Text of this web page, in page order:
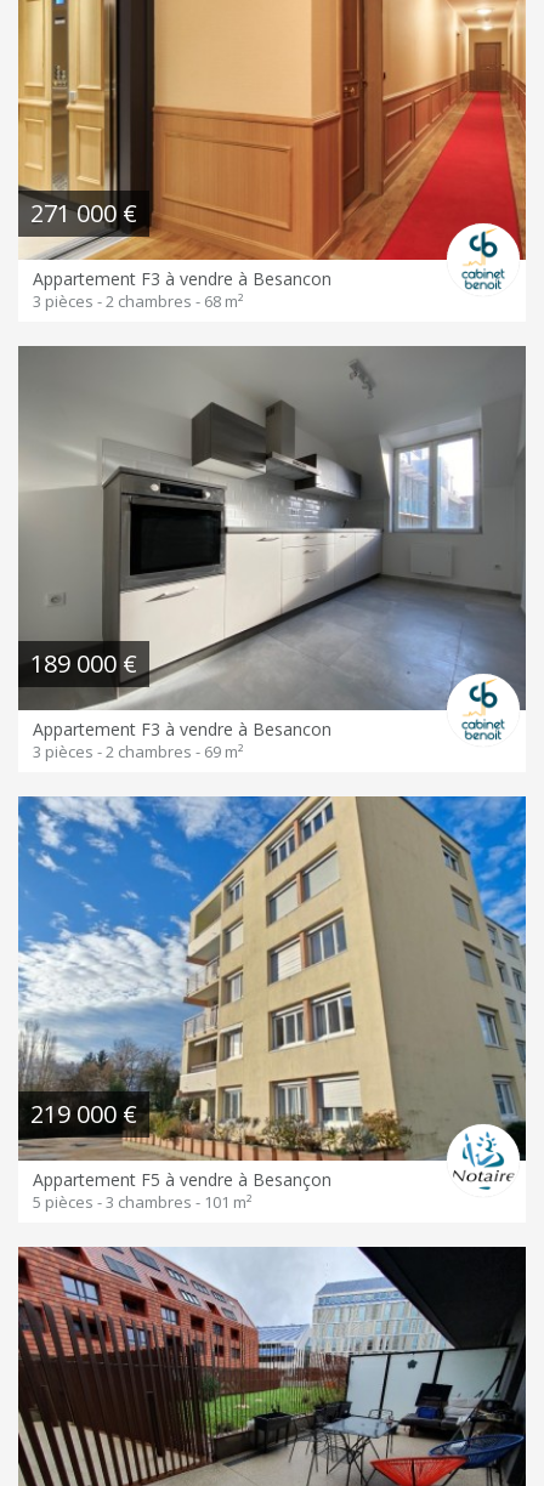
271 000 €
Appartement F3 à vendre à Besancon
3 pièces - 2 chambres - 68 m²
189 000 €
Appartement F3 à vendre à Besancon
3 pièces - 2 chambres - 69 m²
219 000 €
Appartement F5 à vendre à Besançon
5 pièces - 3 chambres - 101 m²